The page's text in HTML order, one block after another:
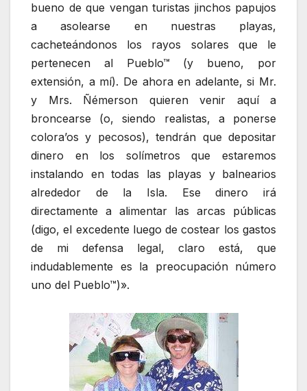
bueno de que vengan turistas jinchos papujos
a asolearse en nuestras playas,
cacheteándonos los rayos solares que le
pertenecen al Pueblo™ (y bueno, por
extensión, a mí). De ahora en adelante, si Mr.
y Mrs. Ñémerson quieren venir aquí a
broncearse (o, siendo realistas, a ponerse
colora’os y pecosos), tendrán que depositar
dinero en los solímetros que estaremos
instalando en todas las playas y balnearios
alrededor de la Isla. Ese dinero irá
directamente a alimentar las arcas públicas
(digo, el excedente luego de costear los gastos
de mi defensa legal, claro está, que
indudablemente es la preocupación número
uno del Pueblo™)».